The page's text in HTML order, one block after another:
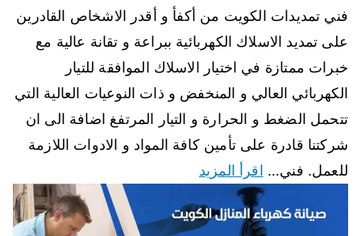
فني تمديدات الكويت من أكفأ و أقدر الاشخاص القادرين
على تمديد الاسلاك الكهربائية ببراعة و تقانة عالية مع
خبرات ممتازة في اختيار الاسلاك الموافقة للتيار
الكهربائي العالي و المنخفض و ذات النوعيات العالية التي
تتحمل الضغط و الحرارة و التيار المرتفغ اضافة الى ان
شركتنا قادرة على تأمين كافة المواد و الادوات اللازمة
للعمل. فني… اقرأ المزيد